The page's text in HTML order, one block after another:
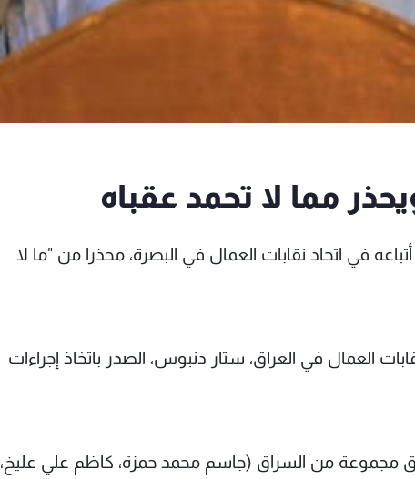
التيار الصدري مقتدى الصدر براءته من 7 من أتباعه في اتحاد نقابات العمال في البصرة، محذرا من "ما لا
العمال في العراق، ستار دنبوس، الصدر باتخاذ إجراءات
مجموعة من السراق (جاسم محمد حمزة، كاظم علي عليخ،